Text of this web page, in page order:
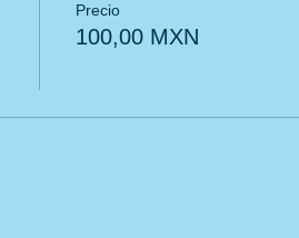
Precio
100,00 MXN